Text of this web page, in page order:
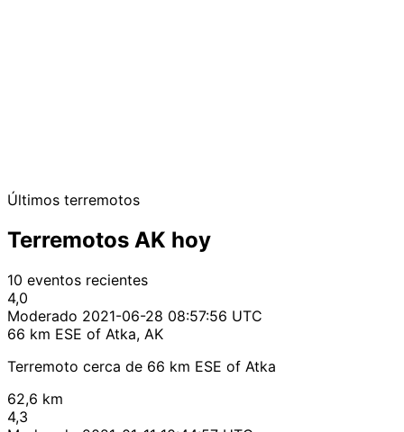
Últimos terremotos
Terremotos AK hoy
10 eventos recientes
4,0
Moderado 2021-06-28 08:57:56 UTC
66 km ESE of Atka, AK
Terremoto cerca de 66 km ESE of Atka
62,6 km
4,3